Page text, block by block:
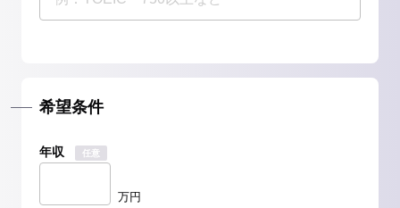
希望条件
年収 任意
万円